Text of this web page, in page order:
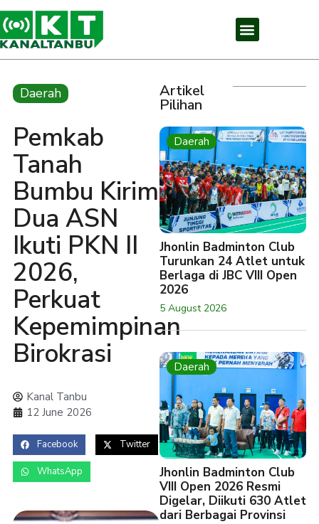
Daerah
Pemkab
Tanah
Bumbu Kirim
Dua ASN
Ikuti PKN II
2026,
Perkuat
Kepemimpinan
Birokrasi
Kanal Tanbu
12 June 2026
Facebook Twitter
WhatsApp
Artikel
Pilihan
Daerah
Jhonlin Badminton Club
Turunkan 24 Atlet untuk
Berlaga di JBC VIII Open
2026
5 August 2026
Daerah
Jhonlin Badminton Club
VIII Open 2026 Resmi
Digelar, Diikuti 630 Atlet
dari Berbagai Provinsi